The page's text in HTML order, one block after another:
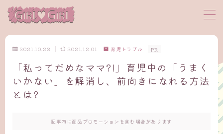
MENU
サイトマップ
プロフィール
お問い合わせ
2021.10.23 2021.12.01 育児トラブル PR
「私ってだめなママ?!」育児中の「うまく
いかない」を解消し、前向きになれる方法
とは?
記事内に商品プロモーションを含む場合があります